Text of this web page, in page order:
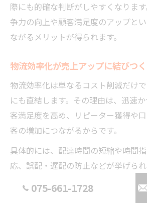
際にも的確な判断がしやすくなりま
争力の向上や顧客満足度のアップと
ながるメリットが得られます。
物流効率化が売上アップに結びつ
物流効率化は単なるコスト削減だけ
にも直結します。その理由は、迅速
客満足度を高め、リピーター獲得や
客の増加につながるからです。
具体的には、配達時間の短縮や時間
応、誤配・遅配の防止などが挙げら
とって、信頼性の向上と競争優位性
075-661-1728